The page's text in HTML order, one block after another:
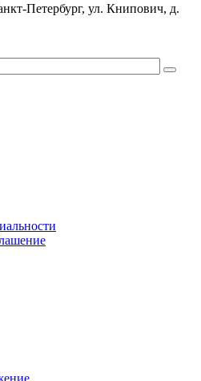
Петербург, ул. Книпович, д.